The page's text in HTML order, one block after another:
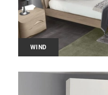
WIND